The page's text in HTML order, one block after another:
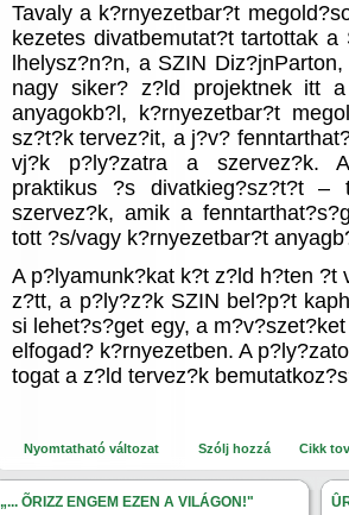
Tavaly a k?rnyezetbar?t
kezetes divatbemutat?t tartottak
lhelysz?n?n, a SZIN
nagy siker? z?ld projektnek itt a
anyagokb?l, k?rnyezetbar?t
sz?t?k tervez?it, a j?v?
vj?k p?ly?zatra a szervez?k.
praktikus ?s divatkieg?sz?t?t
szervez?k, amik a
tott ?s/vagy k?rnyezetbar?t
A p?lyamunk?kat k?t z?ld h?ten ?t
z?tt, a p?ly?z?k SZIN bel?p?t
si lehet?s?get egy, a
elfogad? k?rnyezetben. A
togat a z?ld tervez?k
Nyomtatható változat Szólj hozzá Cikk
„... ÕRIZZ ENGEM EZEN A VILÁGON!"